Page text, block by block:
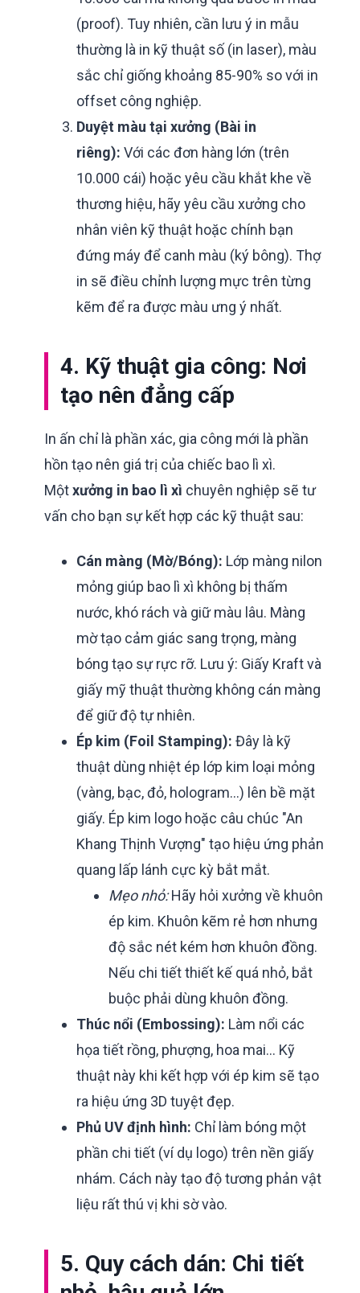
(proof). Tuy nhiên, cần lưu ý in mẫu
thường là in kỹ thuật số (in laser), màu
sắc chỉ giống khoảng 85-90% so với in
offset công nghiệp.
Duyệt màu tại xưởng (Bài in
riêng): Với các đơn hàng lớn (trên
10.000 cái) hoặc yêu cầu khắt khe về
thương hiệu, hãy yêu cầu xưởng cho
nhân viên kỹ thuật hoặc chính bạn
đứng máy để canh màu (ký bông). Thợ
in sẽ điều chỉnh lượng mực trên từng
kẽm để ra được màu ưng ý nhất.
4. Kỹ thuật gia công: Nơi
tạo nên đẳng cấp
In ấn chỉ là phần xác, gia công mới là phần
hồn tạo nên giá trị của chiếc bao lì xì.
Mộtxưởng in bao lì xì chuyên nghiệp sẽ tư
vấn cho bạn sự kết hợp các kỹ thuật sau:
Cán màng (Mờ/Bóng): Lớp màng nilon
mỏng giúp bao lì xì không bị thấm
nước, khó rách và giữ màu lâu. Màng
mờ tạo cảm giác sang trọng, màng
bóng tạo sự rực rỡ. Lưu ý: Giấy Kraft và
giấy mỹ thuật thường không cán màng
để giữ độ tự nhiên.
Ép kim (Foil Stamping): Đây là kỹ
thuật dùng nhiệt ép lớp kim loại mỏng
(vàng, bạc, đỏ, hologram...) lên bề mặt
giấy. Ép kim logo hoặc câu chúc "An
Khang Thịnh Vượng" tạo hiệu ứng phản
quang lấp lánh cực kỳ bắt mắt.
Mẹo nhỏ: Hãy hỏi xưởng về khuôn
ép kim. Khuôn kẽm rẻ hơn nhưng
độ sắc nét kém hơn khuôn đồng.
Nếu chi tiết thiết kế quá nhỏ, bắt
buộc phải dùng khuôn đồng.
Thúc nổi (Embossing): Làm nổi các
họa tiết rồng, phượng, hoa mai... Kỹ
thuật này khi kết hợp với ép kim sẽ tạo
ra hiệu ứng 3D tuyệt đẹp.
Phủ UV định hình: Chỉ làm bóng một
phần chi tiết (ví dụ logo) trên nền giấy
nhám. Cách này tạo độ tương phản vật
liệu rất thú vị khi sờ vào.
5. Quy cách dán: Chi tiết